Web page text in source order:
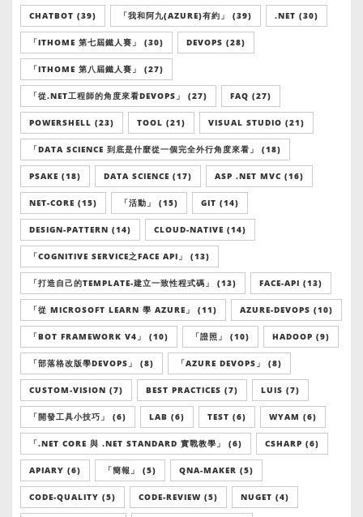
CHATBOT (39) 「我和阿九(AZURE)有約」 (39) .NET (30)
「ITHOME 第七屆鐵人賽」 (30) DEVOPS (28)
「ITHOME 第八屆鐵人賽」 (27)
「從.NET工程師的角度來看DEVOPS」 (27) FAQ (27)
POWERSHELL (23) TOOL (21) VISUAL STUDIO (21)
「DATA SCIENCE 到底是什麼從一個完全外行角度來看」 (18)
PSAKE (18) DATA SCIENCE (17) ASP .NET MVC (16)
NET-CORE (15) 「活動」 (15) GIT (14)
DESIGN-PATTERN (14) CLOUD-NATIVE (14)
「COGNITIVE SERVICE之FACE API」 (13)
「打造自己的TEMPLATE-建立一致性程式碼」 (13) FACE-API (13)
「從 MICROSOFT LEARN 學 AZURE」 (11) AZURE-DEVOPS (10)
「BOT FRAMEWORK V4」 (10) 「證照」 (10) HADOOP (9)
「部落格改版學DEVOPS」 (8) 「AZURE DEVOPS」 (8)
CUSTOM-VISION (7) BEST PRACTICES (7) LUIS (7)
「開發工具小技巧」 (6) LAB (6) TEST (6) WYAM (6)
「.NET CORE 與 .NET STANDARD 實戰教學」 (6) CSHARP (6)
APIARY (6) 「簡報」 (5) QNA-MAKER (5)
CODE-QUALITY (5) CODE-REVIEW (5) NUGET (4)